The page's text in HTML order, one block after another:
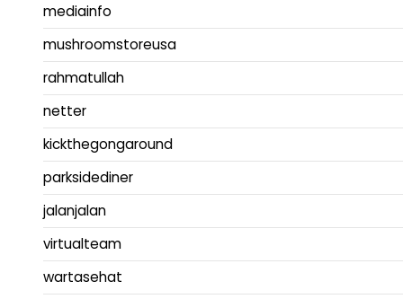
mediainfo
mushroomstoreusa
rahmatullah
netter
kickthegongaround
parksidediner
jalanjalan
virtualteam
wartasehat